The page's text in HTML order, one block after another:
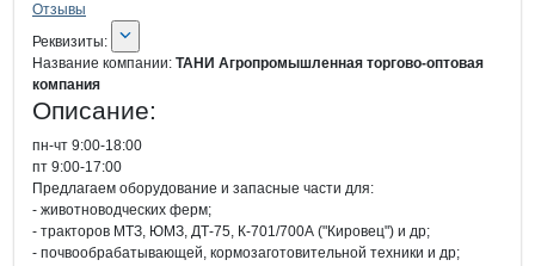
Отзывы
О компании
Реквизиты
Реквизиты:
Название компании: ТАНИ Агропромышленная торгово-оптовая
компания
Описание:
пн-чт 9:00-18:00
пт 9:00-17:00
Предлагаем оборудование и запасные части для:
- животноводческих ферм;
- тракторов МТЗ, ЮМЗ, ДТ-75, К-701/700А ("Кировец") и др;
- почвообрабатывающей, кормозаготовительной техники и др;